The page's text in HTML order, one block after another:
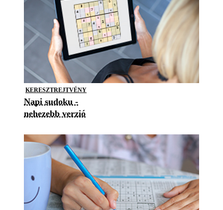
KERESZTREJTVÉNY
Napi sudoku -
nehezebb verzió